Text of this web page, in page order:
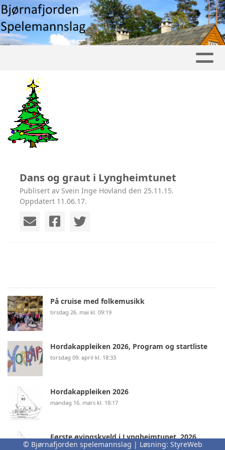
Dans og graut i Lyngheimtunet
Publisert av Svein Inge Hovland den 25.11.15.
Oppdatert 11.06.17.
På cruise med folkemusikk
tirsdag 26. mai kl. 09:19
Hordakappleiken 2026, Program og startliste
torsdag 09. april kl. 18:33
Hordakappleiken 2026
mandag 16. mars kl. 18:17
Første øvingskveld i Lyngheimtunet, 2026
mandag 05. januar kl. 08:53
© Bjørnafjorden spelemannslag | Løsning: StyreWeb